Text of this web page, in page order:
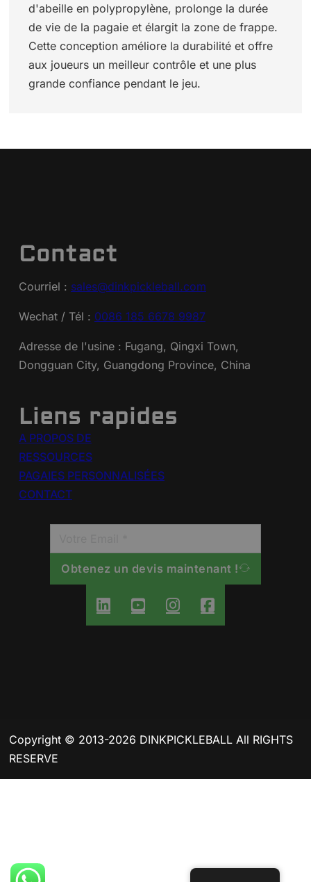
d'abeille en polypropylène, prolonge la durée
de vie de la pagaie et élargit la zone de frappe.
Cette conception améliore la durabilité et offre
aux joueurs un meilleur contrôle et une plus
grande confiance pendant le jeu.
Contact
Courriel : sales@dinkpickleball.com
Wechat / Tél : 0086 185 6678 9987
Adresse de l'usine : Fugang, Qingxi Town,
Dongguan City, Guangdong Province, China
Liens rapides
A PROPOS DE
RESSOURCES
PAGAIES PERSONNALISÉES
CONTACT
Obtenez un devis maintenant !
Copyright © 2013-2026 DINKPICKLEBALL All RIGHTS
RESERVE